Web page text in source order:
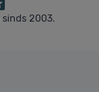
sinds 2003.